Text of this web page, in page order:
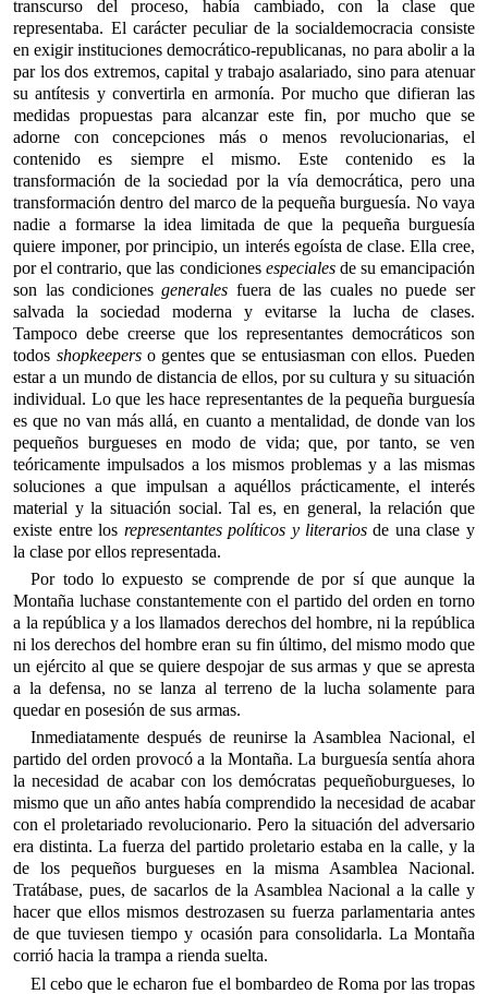
transcurso del proceso, había cambiado, con la clase que
representaba. El carácter peculiar de la socialdemocracia consiste
en exigir instituciones democrático-republicanas, no para abolir a la
par los dos extremos, capital y trabajo asalariado, sino para atenuar
su antítesis y convertirla en armonía. Por mucho que difieran las
medidas propuestas para alcanzar este fin, por mucho que se
adorne con concepciones más o menos revolucionarias, el
contenido es siempre el mismo. Este contenido es la
transformación de la sociedad por la vía democrática, pero una
transformación dentro del marco de la pequeña burguesía. No vaya
nadie a formarse la idea limitada de que la pequeña burguesía
quiere imponer, por principio, un interés egoísta de clase. Ella cree,
por el contrario, que las condiciones especiales de su emancipación
son las condicionesgenerales fuera de las cuales no puede ser
salvada la sociedad moderna y evitarse la lucha de clases.
Tampoco debe creerse que los representantes democráticos son
todos shopkeepers o gentes que se entusiasman con ellos. Pueden
estar a un mundo de distancia de ellos, por su cultura y su situación
individual. Lo que les hace representantes de la pequeña burguesía
es que no van más allá, en cuanto a mentalidad, de donde van los
pequeños burgueses en modo de vida; que, por tanto, se ven
teóricamente impulsados a los mismos problemas y a las mismas
soluciones a que impulsan a aquéllos prácticamente, el interés
material y la situación social. Tal es, en general, la relación que
existe entre los representantes políticos y literariosde una clase y
la clase por ellos representada.
Por todo lo expuesto se comprende de por sí que aunque la
Montaña luchase constantemente con el partido del orden en torno
a la república y a los llamados derechos del hombre, ni la república
ni los derechos del hombre eran su fin último, del mismo modo que
un ejército al que se quiere despojar de sus armas y que se apresta
a la defensa, no se lanza al terreno de la lucha solamente para
quedar en posesión de sus armas.
Inmediatamente después de reunirse la Asamblea Nacional, el
partido del orden provocó a la Montaña. La burguesía sentía ahora
la necesidad de acabar con los demócratas pequeñoburgueses, lo
mismo que un año antes había comprendido la necesidad de acabar
con el proletariado revolucionario. Pero la situación del adversario
era distinta. La fuerza del partido proletario estaba en la calle, y la
de los pequeños burgueses en la misma Asamblea Nacional.
Tratábase, pues, de sacarlos de la Asamblea Nacional a la calle y
hacer que ellos mismos destrozasen su fuerza parlamentaria antes
de que tuviesen tiempo y ocasión para consolidarla. La Montaña
corrió hacia la trampa a rienda suelta.
El cebo que le echaron fue el bombardeo de Roma por las tropas